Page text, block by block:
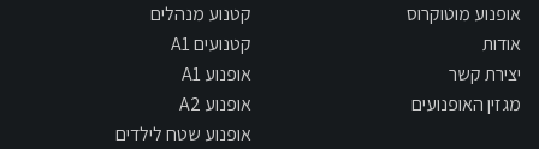
אופנוע מוטוקרוס
אודות
יצירת קשר
מגזין האופנועים
קטנוע מנהלים
קטנועים A1
אופנוע A1
אופנוע A2
אופנוע שטח לילדים